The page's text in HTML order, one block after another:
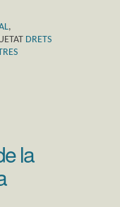
,
DRETS
la